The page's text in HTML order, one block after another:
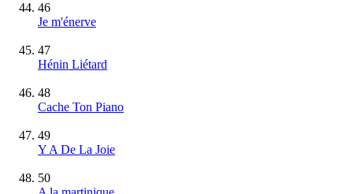
46
Je m'énerve
47
Hénin Liétard
48
Cache Ton Piano
49
Y A De La Joie
50